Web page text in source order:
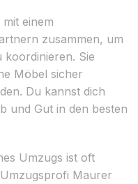
einem
zusammen, um
koordinieren. Sie
Möbel sicher
Du kannst dich
und Gut in den besten
Umzugs ist oft
Maurer